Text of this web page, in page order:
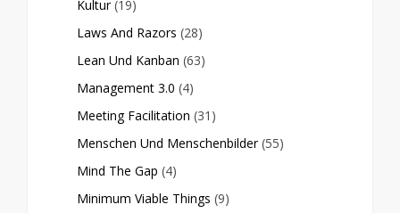
Kultur (19)
Laws And Razors (28)
Lean Und Kanban (63)
Management 3.0 (4)
Meeting Facilitation (31)
Menschen Und Menschenbilder (55)
Mind The Gap (4)
Minimum Viable Things (9)